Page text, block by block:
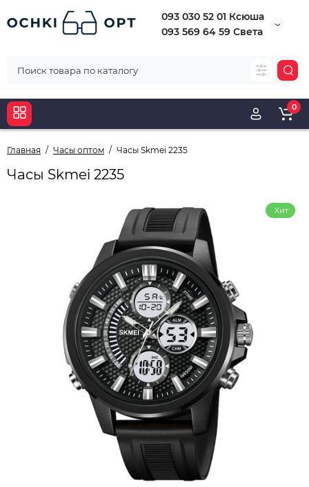
093 030 52 01 Ксюша
093 569 64 59 Света
0
Главная Часы оптом Часы Skmei 2235
Часы Skmei 2235
Хит